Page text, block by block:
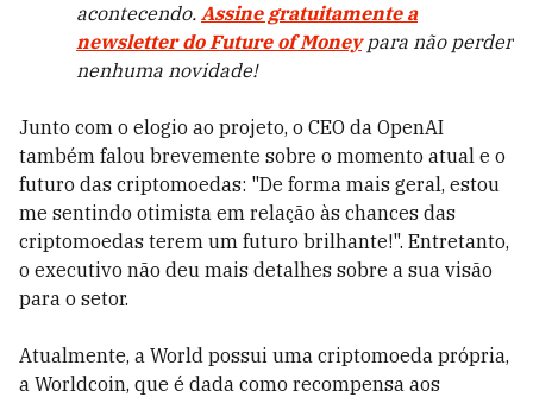
acontecendo. Assine gratuitamente a
newsletter do Future of Moneypara não perder
nenhuma novidade!
Junto com o elogio ao projeto, o CEO da OpenAI
também falou brevemente sobre o momento atual e o
futuro das criptomoedas: "De forma mais geral, estou
me sentindo otimista em relação às chances das
criptomoedas terem um futuro brilhante!". Entretanto,
o executivo não deu mais detalhes sobre a sua visão
para o setor.
Atualmente, a World possui uma criptomoeda própria,
a Worldcoin, que é dada como recompensa aos